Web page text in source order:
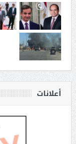
أعلانات